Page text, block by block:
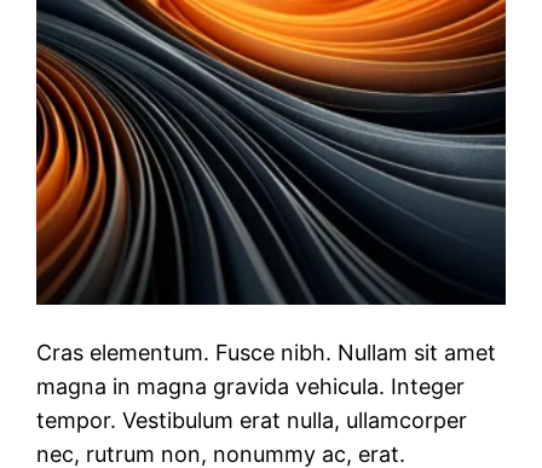
Cras elementum. Fusce nibh. Nullam sit amet
magna in magna gravida vehicula. Integer
tempor. Vestibulum erat nulla, ullamcorper
nec, rutrum non, nonummy ac, erat.